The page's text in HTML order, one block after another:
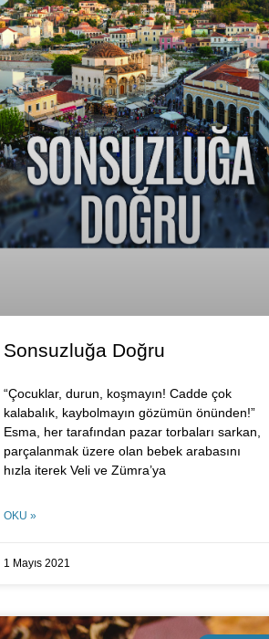
Sonsuzluğa Doğru
“Çocuklar, durun, koşmayın! Cadde çok
kalabalık, kaybolmayın gözümün önünden!”
Esma, her tarafından pazar torbaları sarkan,
parçalanmak üzere olan bebek arabasını
hızla iterek Veli ve Zümra’ya
OKU »
1 Mayıs 2021